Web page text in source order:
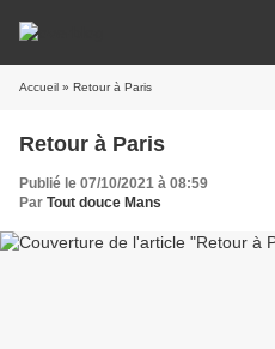
Accueil » Retour à Paris
Retour à Paris
Publié le 07/10/2021 à 08:59
Par Tout douce Mans